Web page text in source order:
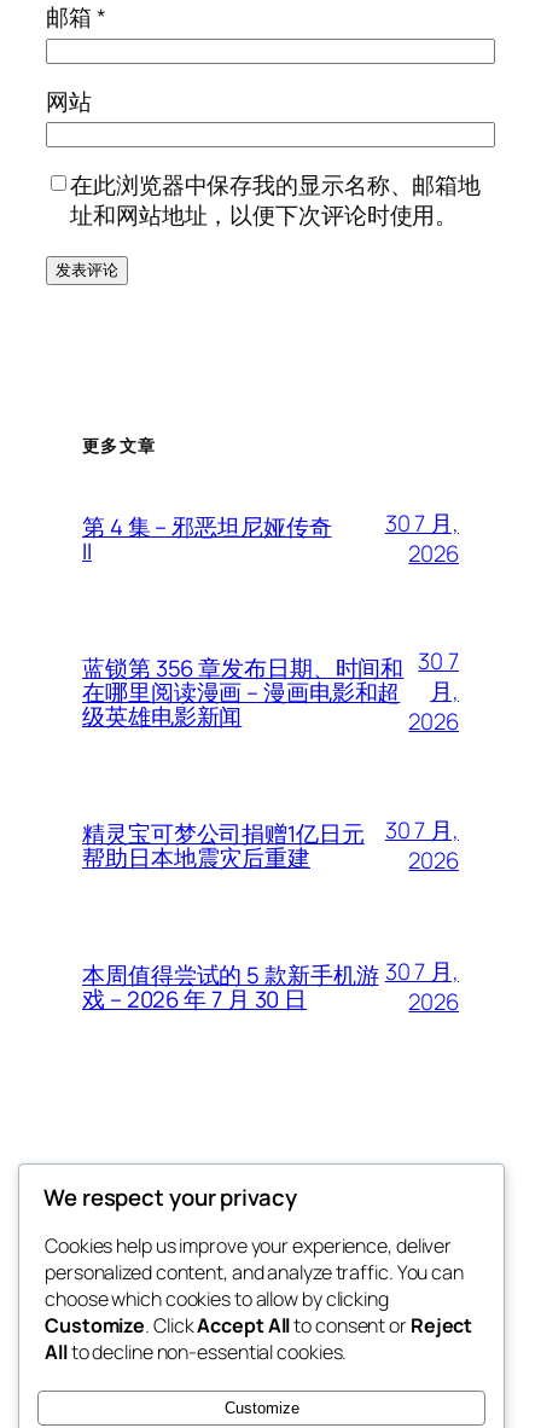
邮箱*
网站
在此浏览器中保存我的显示名称、邮箱地
址和网站地址，以便下次评论时使用。
更多文章
第 4 集 – 邪恶坦尼娅传奇
II
30 7 月,
2026
蓝锁第 356 章发布日期、时间和
在哪里阅读漫画 – 漫画电影和超
级英雄电影新闻
30 7
月,
2026
精灵宝可梦公司捐赠1亿日元
帮助日本地震灾后重建
30 7 月,
2026
本周值得尝试的 5 款新手机游
戏 – 2026 年 7 月 30 日
30 7 月,
2026
Thunder Feeds
你最喜欢的电子游戏和攻略杂志
博客
关于
常见问题
事件
商店
样板
We respect your privacy
Cookies help us improve your experience, deliver
personalized content, and analyze traffic. You can
choose which cookies to allow by clicking
Customize. ClickAccept Allto consent orReject
Allto decline non-essential cookies.
Customize